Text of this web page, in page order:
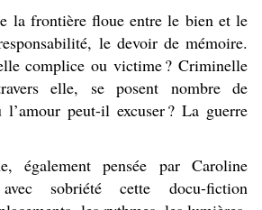
la frontière floue entre le bien et le
le devoir de mémoire.
complice ou victime ? Criminelle
elle, se posent nombre de
l’amour peut-il excuser ? La guerre
également pensée par Caroline
sobriété cette docu-fiction